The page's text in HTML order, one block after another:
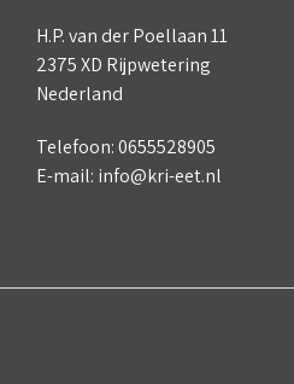
H.P. van der Poellaan 11
2375 XD Rijpwetering
Nederland
Telefoon: 0655528905
E-mail: info@kri-eet.nl